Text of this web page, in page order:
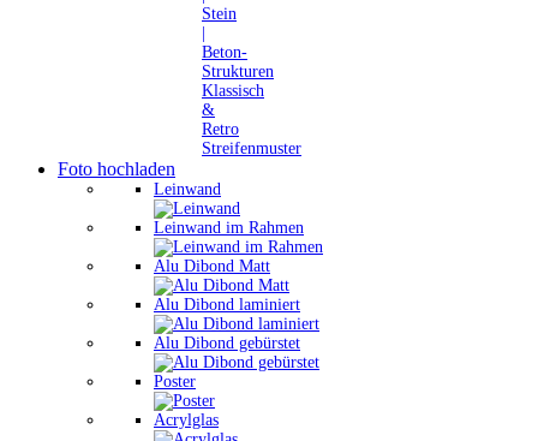
Stein
Beton-
Strukturen
Klassisch
&
Retro
Streifenmuster
Foto hochladen
Leinwand
Leinwand im Rahmen
Alu Dibond Matt
Alu Dibond laminiert
Alu Dibond gebürstet
Poster
Acrylglas